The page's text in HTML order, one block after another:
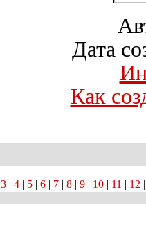
Дата
Как
3 | 4 | 5 | 6 | 7 | 8 | 9 | 10 | 11 | 12